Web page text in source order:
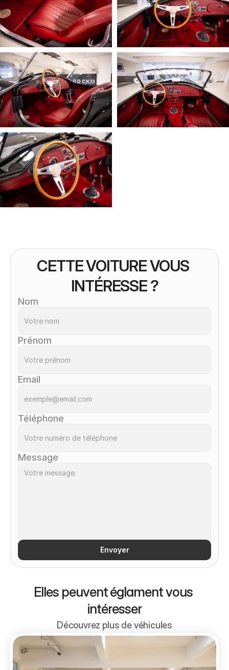
CETTE VOITURE VOUS
INTÉRESSE ?
Nom
Prénom
Email
Téléphone
Message
Envoyer
Elles peuvent églament vous
intéresser
Découvrez plus de véhicules